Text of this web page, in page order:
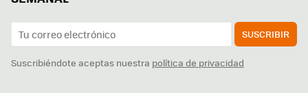
SUSCRIBIR
Suscribiéndote aceptas nuestra política de privacidad